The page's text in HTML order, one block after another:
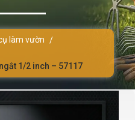
làm vườn /
1/2 inch – 57117